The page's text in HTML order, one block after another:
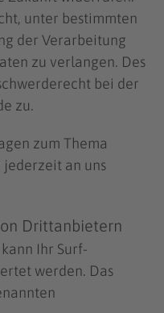
unter bestimmten
der Verarbeitung
zu verlangen. Des
bei der
zu.
zum Thema
jederzeit an uns
Dritt­anbietern
Ihr Surf-
werden. Das